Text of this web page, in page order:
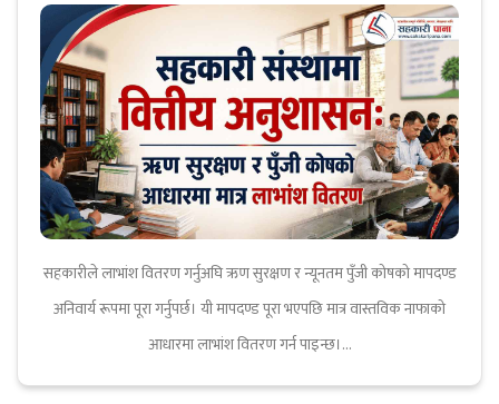
सहकारीले लाभांश वितरण गर्नुअघि ऋण सुरक्षण र न्यूनतम पुँजी कोषको मापदण्ड
अनिवार्य रूपमा पूरा गर्नुपर्छ। यी मापदण्ड पूरा भएपछि मात्र वास्तविक नाफाको
आधारमा लाभांश वितरण गर्न पाइन्छ।...